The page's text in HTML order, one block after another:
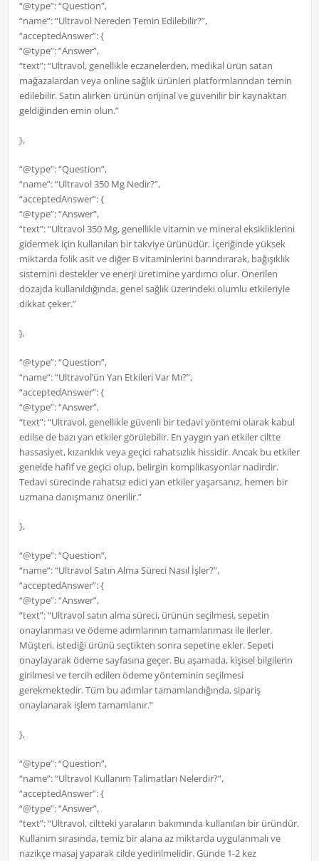
“@type”: “Question”,
“name”: “Ultravol Nereden Temin Edilebilir?”,
“acceptedAnswer”: {
“@type”: “Answer”,
“text”: “Ultravol, genellikle eczanelerden, medikal ürün satan
mağazalardan veya online sağlık ürünleri platformlarından temin
edilebilir. Satın alırken ürünün orijinal ve güvenilir bir kaynaktan
geldiğinden emin olun.”
},
“@type”: “Question”,
“name”: “Ultravol 350 Mg Nedir?”,
“acceptedAnswer”: {
“@type”: “Answer”,
“text”: “Ultravol 350 Mg, genellikle vitamin ve mineral eksikliklerini
gidermek için kullanılan bir takviye ürünüdür. İçeriğinde yüksek
miktarda folik asit ve diğer B vitaminlerini barındırarak, bağışıklık
sistemini destekler ve enerji üretimine yardımcı olur. Önerilen
dozajda kullanıldığında, genel sağlık üzerindeki olumlu etkileriyle
dikkat çeker.”
},
“@type”: “Question”,
“name”: “Ultravol’ün Yan Etkileri Var Mı?”,
“acceptedAnswer”: {
“@type”: “Answer”,
“text”: “Ultravol, genellikle güvenli bir tedavi yöntemi olarak kabul
edilse de bazı yan etkiler görülebilir. En yaygın yan etkiler ciltte
hassasiyet, kızarıklık veya geçici rahatsızlık hissidir. Ancak bu etkiler
genelde hafif ve geçici olup, belirgin komplikasyonlar nadirdir.
Tedavi sürecinde rahatsız edici yan etkiler yaşarsanız, hemen bir
uzmana danışmanız önerilir.”
},
“@type”: “Question”,
“name”: “Ultravol Satın Alma Süreci Nasıl İşler?”,
“acceptedAnswer”: {
“@type”: “Answer”,
“text”: “Ultravol satın alma süreci, ürünün seçilmesi, sepetin
onaylanması ve ödeme adımlarının tamamlanması ile ilerler.
Müşteri, istediği ürünü seçtikten sonra sepetine ekler. Sepeti
onaylayarak ödeme sayfasına geçer. Bu aşamada, kişisel bilgilerin
girilmesi ve tercih edilen ödeme yönteminin seçilmesi
gerekmektedir. Tüm bu adımlar tamamlandığında, sipariş
onaylanarak işlem tamamlanır.”
},
“@type”: “Question”,
“name”: “Ultravol Kullanım Talimatları Nelerdir?”,
“acceptedAnswer”: {
“@type”: “Answer”,
“text”: “Ultravol, ciltteki yaraların bakımında kullanılan bir üründür.
Kullanım sırasında, temiz bir alana az miktarda uygulanmalı ve
nazikçe masaj yaparak cilde yedirilmelidir. Günde 1-2 kez